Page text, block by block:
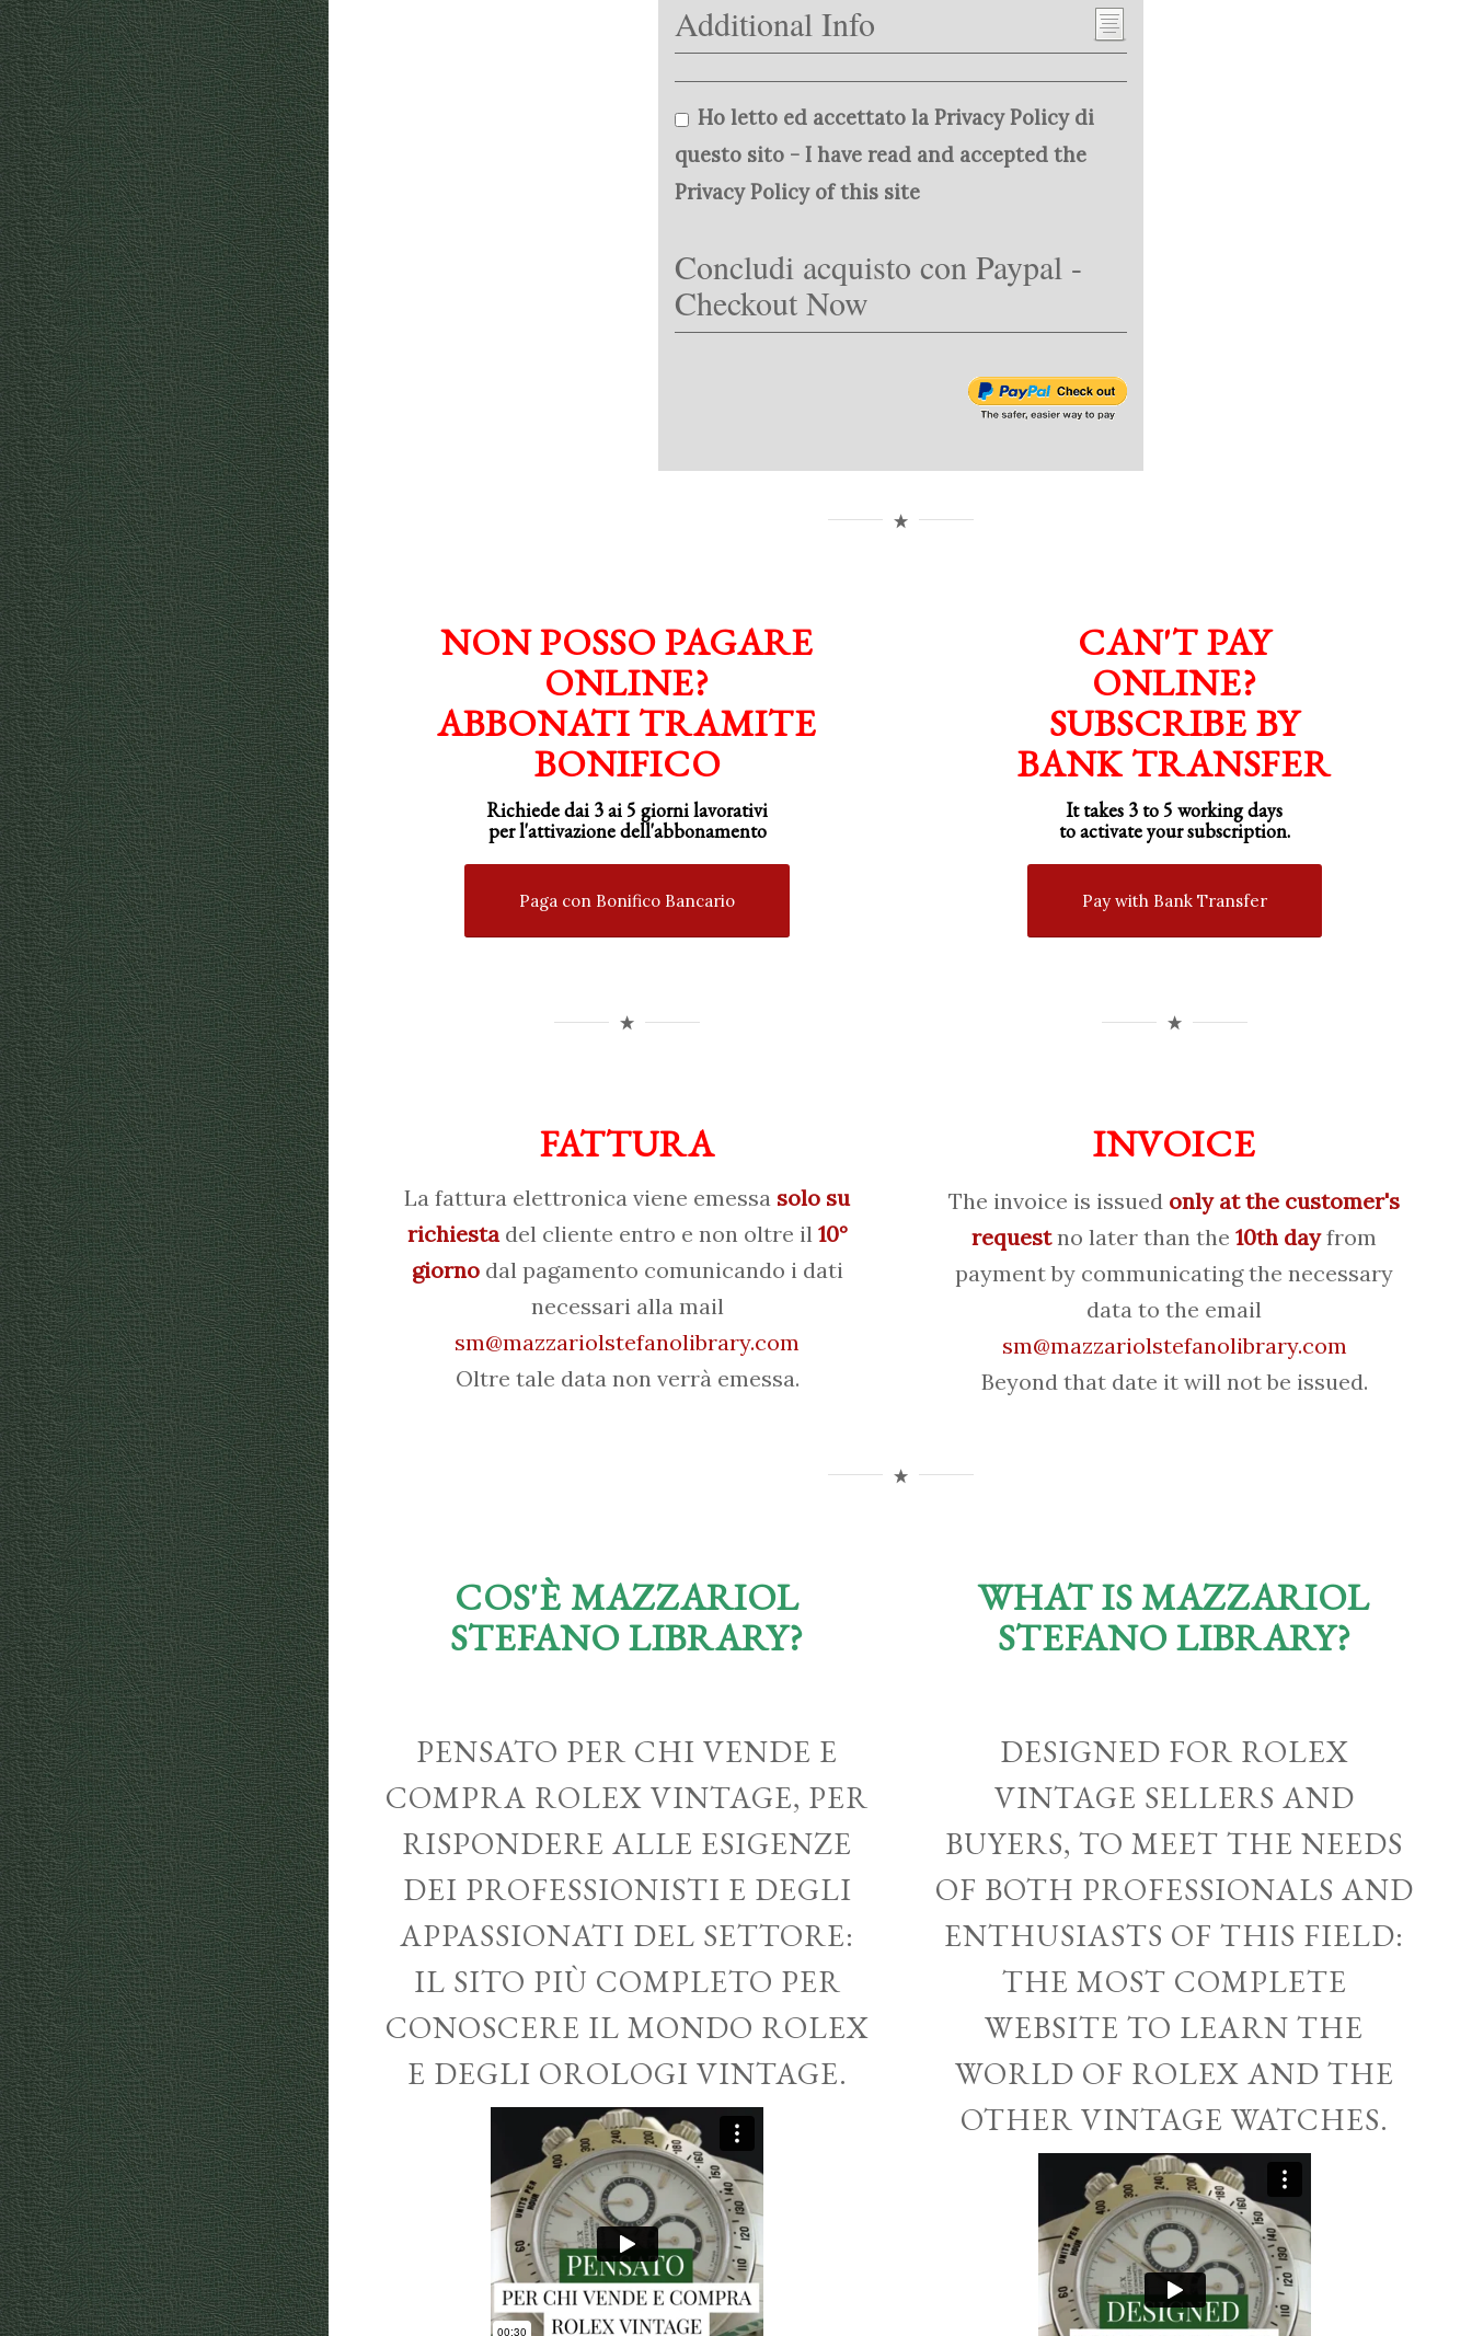
Additional Info
Ho letto ed accettato la Privacy Policy di
questo sito - I have read and accepted the
Privacy Policy of this site
Concludi acquisto con Paypal -
Checkout Now
NON POSSO PAGARE
ONLINE?
ABBONATI TRAMITE
BONIFICO
Richiede dai 3 ai 5 giorni lavorativi
perl'attivazionedell'abbonamento
Paga con Bonifico Bancario
FATTURA
La fattura elettronica viene emessa solo su
richiestadel cliente entro e non oltre il 10°
giornodal pagamento comunicando i dati
necessari alla mail
sm@mazzariolstefanolibrary.com
Oltre tale data non verrà emessa.
CAN'T PAY
ONLINE?
SUBSCRIBE BY
BANK TRANSFER
It takes 3 to 5 working days
to activate your subscription.
Pay with Bank Transfer
INVOICE
The invoice is issued only at the customer's
requestno later than the10th dayfrom
payment by communicating the necessary
data to the email
sm@mazzariolstefanolibrary.com
Beyond that date it will not be issued.
COS'È MAZZARIOL
STEFANO LIBRARY?
WHAT IS MAZZARIOL
STEFANO LIBRARY?
PENSATO PER CHI VENDE E
COMPRA ROLEX VINTAGE, PER
RISPONDERE ALLE ESIGENZE
DEI PROFESSIONISTI E DEGLI
APPASSIONATI DEL SETTORE:
IL SITO PIÙ COMPLETO PER
CONOSCERE IL MONDO ROLEX
E DEGLI OROLOGI VINTAGE.
DESIGNED FOR ROLEX
VINTAGE SELLERS AND
BUYERS, TO MEET THE NEEDS
OF BOTH PROFESSIONALS AND
ENTHUSIASTS OF THIS FIELD:
THE MOST COMPLETE
WEBSITE TO LEARN THE
WORLD OF ROLEX AND THE
OTHER VINTAGE WATCHES.